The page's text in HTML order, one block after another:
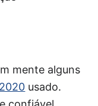
mente alguns
usado.